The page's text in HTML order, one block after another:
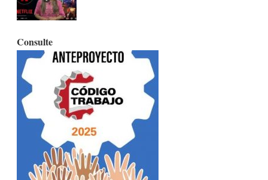
Consulte